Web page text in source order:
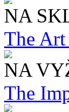
NA
The
NA
The